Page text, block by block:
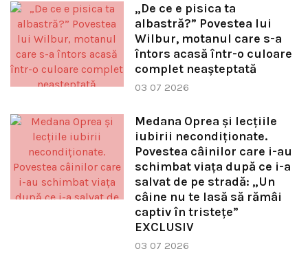
„De ce e pisica ta
albastră?” Povestea lui
Wilbur, motanul care s-a
întors acasă într-o culoare
complet neașteptată
03 07 2026
Medana Oprea și lecțiile
iubirii necondiționate.
Povestea câinilor care i-au
schimbat viața după ce i-a
salvat de pe stradă: „Un
câine nu te lasă să rămâi
captiv în tristețe”
EXCLUSIV
03 07 2026